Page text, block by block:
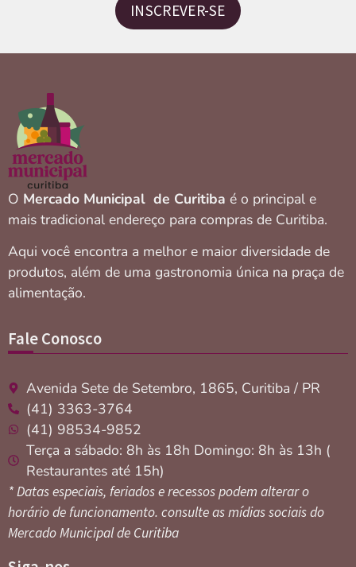
INSCREVER-SE
O Mercado Municipal de Curitiba é o principal e
mais tradicional endereço para compras de Curitiba.
Aqui você encontra a melhor e maior diversidade de
produtos, além de uma gastronomia única na praça de
alimentação.
Fale Conosco
Avenida Sete de Setembro, 1865, Curitiba / PR
(41) 3363-3764
(41) 98534-9852
Terça a sábado: 8h às 18h Domingo: 8h às 13h (
Restaurantes até 15h)
* Datas especiais, feriados e recessos podem alterar o
horário de funcionamento. consulte as mídias sociais do
Mercado Municipal de Curitiba